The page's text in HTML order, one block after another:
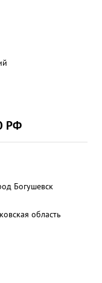
РФ
Богушевск
область